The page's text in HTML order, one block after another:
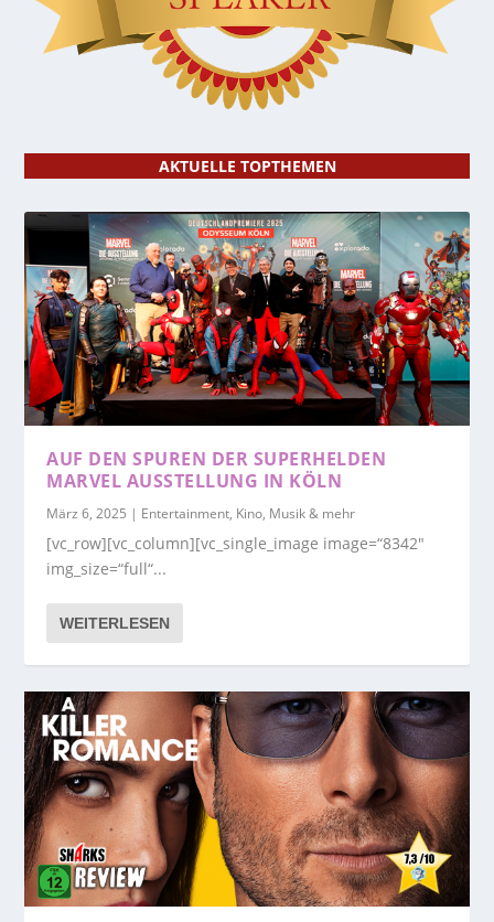
AKTUELLE TOPTHEMEN
AUF DEN SPUREN DER SUPERHELDEN
MARVEL AUSSTELLUNG IN KÖLN
März 6, 2025 | Entertainment, Kino, Musik & mehr
[vc_row][vc_column][vc_single_image image=“8342″
img_size=“full“...
WEITERLESEN